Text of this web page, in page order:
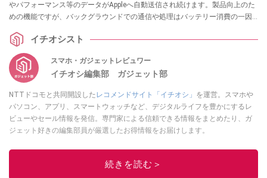
やパフォーマンス等のデータがAppleへ自動送信され続けます。製品向上のた
めの機能ですが、バックグラウンドでの通信や処理はバッテリー消費の一因
法を解説します。
イチオシスト
スマホ・ガジェットレビュワー
イチオシ編集部 ガジェット部
NTTドコモと共同開設した レコメンドサイト「イチオシ」 を運営。スマホや
パソコン、アプリ、スマートウォッチなど、デジタルライフを豊かにするレ
ビューやセール情報を発信。専門家による信頼できる情報をまとめたり、ガ
ジェット好きの編集部員が厳選したお得情報をお届けします。
このイチオシストの他の記事を読む
続きを読む＞